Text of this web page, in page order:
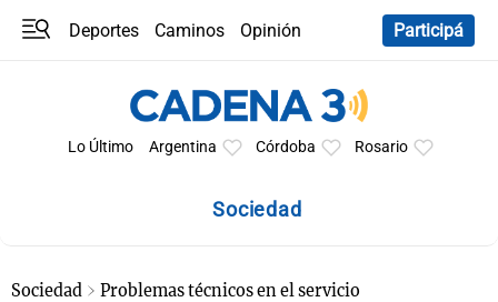
Deportes Caminos
Opinión
Participá
Lo Último Argentina Córdoba Rosario
Sociedad
Sociedad Problemas técnicos en el servicio